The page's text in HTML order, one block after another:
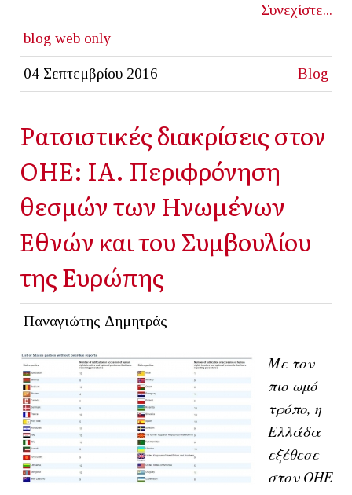
Συνεχίστε...
blog web only
04 Σεπτεμβρίου 2016 Blog
Ρατσιστικές διακρίσεις στον
ΟΗΕ: ΙΑ. Περιφρόνηση
θεσμών των Ηνωμένων
Εθνών και του Συμβουλίου
της Ευρώπης
Παναγιώτης Δημητράς
Με τον
πιο ωμό
τρόπο, η
Ελλάδα
εξέθεσε
στον ΟΗΕ